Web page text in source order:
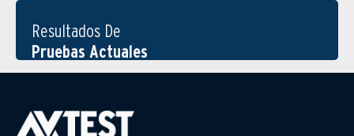
Resultados De
Pruebas Actuales